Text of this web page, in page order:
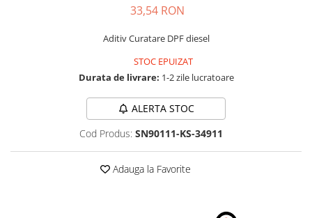
Accesorii Interior Auto
Tavite Portbagaj Dedicate
33,54 RON
Aditiv Curatare DPF diesel
STOC EPUIZAT
Durata de livrare: 1-2 zile lucratoare
ALERTA STOC
Cod Produs: SN90111-KS-34911
Adauga la Favorite